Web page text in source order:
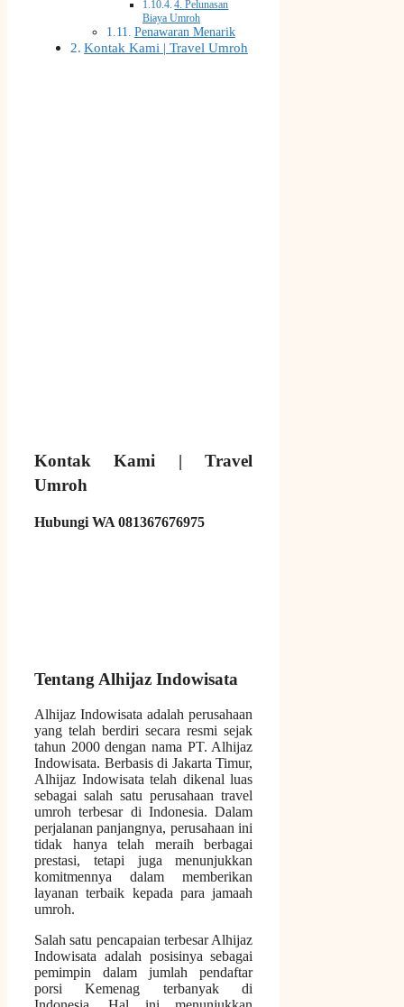
4. Pelunasan
Biaya Umroh
Penawaran Menarik
Kontak Kami | Travel Umroh
Kontak Kami | Travel
Umroh
Hubungi WA 081367676975
Tentang Alhijaz Indowisata
Alhijaz Indowisata adalah perusahaan
yang telah berdiri secara resmi sejak
tahun 2000 dengan nama PT. Alhijaz
Indowisata. Berbasis di Jakarta Timur,
Alhijaz Indowisata telah dikenal luas
sebagai salah satu perusahaan travel
umroh terbesar di Indonesia. Dalam
perjalanan panjangnya, perusahaan ini
tidak hanya telah meraih berbagai
prestasi, tetapi juga menunjukkan
komitmennya dalam memberikan
layanan terbaik kepada para jamaah
umroh.
Salah satu pencapaian terbesar Alhijaz
Indowisata adalah posisinya sebagai
pemimpin dalam jumlah pendaftar
porsi Kemenag terbanyak di